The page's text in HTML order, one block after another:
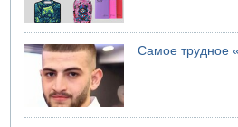
Самое трудное